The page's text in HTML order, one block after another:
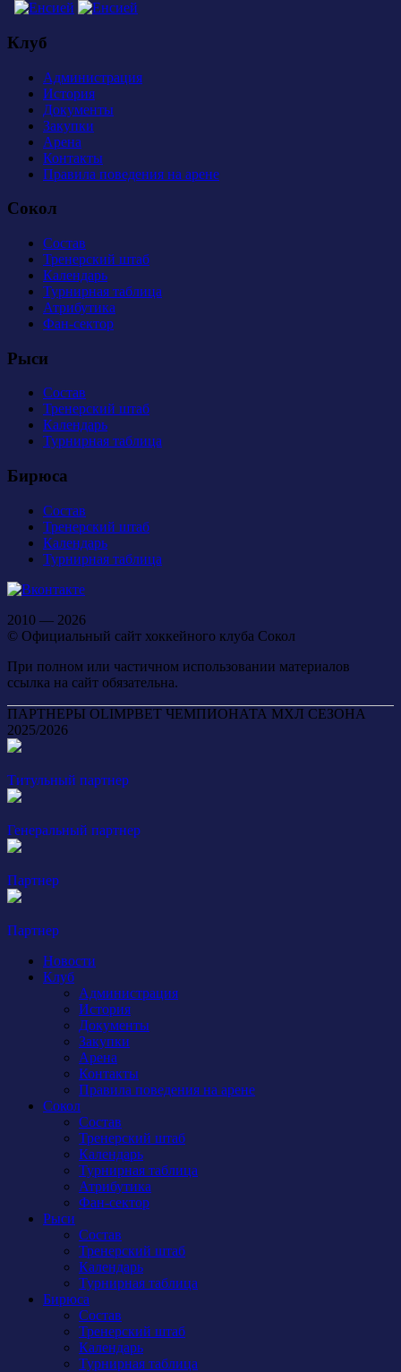
Клуб
Администрация
История
Документы
Закупки
Арена
Контакты
Правила поведения на арене
Сокол
Состав
Тренерский штаб
Календарь
Турнирная таблица
Атрибутика
Фан-сектор
Рыси
Состав
Тренерский штаб
Календарь
Турнирная таблица
Бирюса
Состав
Тренерский штаб
Календарь
Турнирная таблица
2010 — 2026
© Официальный сайт хоккейного клуба Сокол
При полном или частичном использовании материалов
ссылка на сайт обязательна.
ПАРТНЕРЫ OLIMPBET ЧЕМПИОНАТА МХЛ СЕЗОНА
2025/2026
Титульный партнер
Генеральный партнер
Партнер
Партнер
Новости
Клуб
Администрация
История
Документы
Закупки
Арена
Контакты
Правила поведения на арене
Сокол
Состав
Тренерский штаб
Календарь
Турнирная таблица
Атрибутика
Фан-сектор
Рыси
Состав
Тренерский штаб
Календарь
Турнирная таблица
Бирюса
Состав
Тренерский штаб
Календарь
Турнирная таблица